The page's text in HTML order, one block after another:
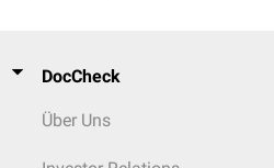
DocCheck
Über Uns